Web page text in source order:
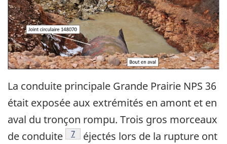
La conduite principale Grande Prairie NPS 36
était exposée aux extrémités en amont et en
aval du tronçon rompu. Trois gros morceaux
de conduite
7
éjectés lors de la rupture ont